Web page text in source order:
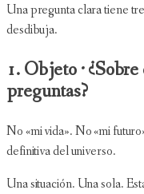
Una pregunta clara tiene
desdibuja.
1. Objeto ·
preguntas?
No «mi vida». No «mi
definitiva del universo.
Una situación. Una sola.